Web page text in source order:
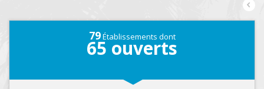
79Établissements dont
65 ouverts